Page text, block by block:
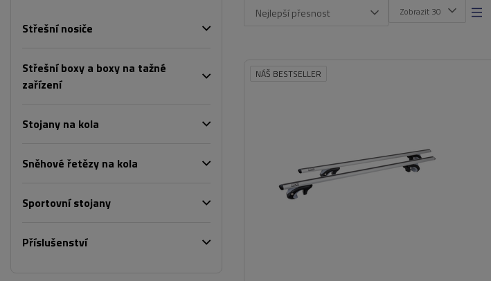
Střešní nosiče
Střešní boxy a boxy na tažné
zařízení
Stojany na kola
Sněhové řetězy na kola
Sportovní stojany
Příslušenství
Nejlepší přesnost Zobrazit 30
NÁŠ BESTSELLER